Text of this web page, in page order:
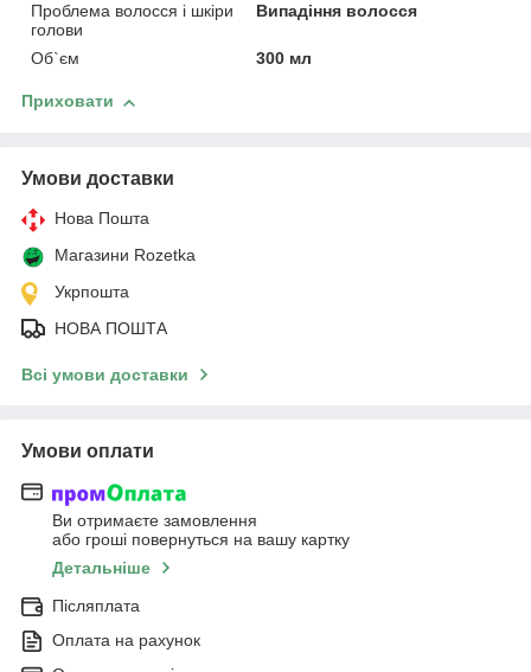
Проблема волосся і шкіри
голови
Випадіння волосся
Об`єм 300 мл
Приховати
Умови доставки
Нова Пошта
Магазини Rozetka
Укрпошта
НОВА ПОШТА
Всі умови доставки
Умови оплати
Ви отримаєте замовлення
або гроші повернуться на вашу картку
Детальніше
Післяплата
Оплата на рахунок